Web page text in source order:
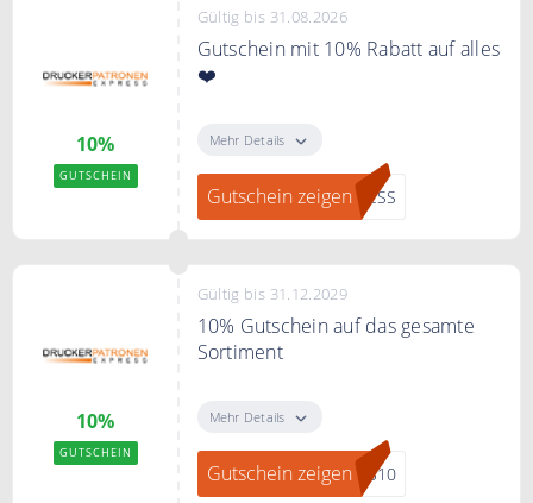
10%
GUTSCHEIN
Gültig bis 31.08.2026
Gutschein mit 10% Rabatt auf alles
❤️
auf das gesamte Sortiment. Kein
Mehr Details
Gutschein zeigen RESS
10%
GUTSCHEIN
Gültig bis 31.12.2029
10% Gutschein auf das gesamte
Sortiment
auf das gesamte Sortiment. Kein
Mehr Details
Gutschein zeigen SS10